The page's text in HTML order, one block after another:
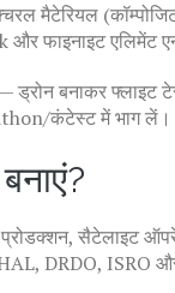
मैटेरियल
फाइनाइट एलिमेंट
बनाकर फ्लाइट
कंटेस्ट में भाग लें।
सैटेलाइट
DRDO, ISRO